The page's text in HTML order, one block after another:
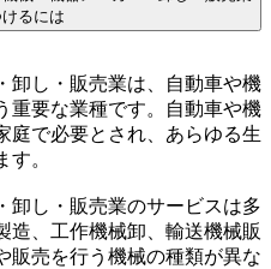
るには
卸し・販売業は、自動車や機
重要な業種です。自動車や機
庭で必要とされ、あらゆる生
。
卸し・販売業のサービスは多
造、工作機械卸、輸送機械販
販売を行う機械の種類が異な